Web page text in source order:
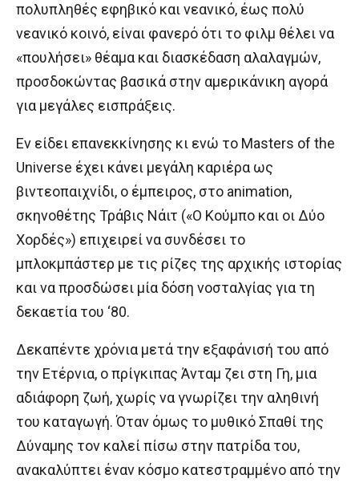
πολυπληθές εφηβικό και νεανικό, έως πολύ
νεανικό κοινό, είναι φανερό ότι το φιλμ θέλει να
«πουλήσει» θέαμα και διασκέδαση αλαλαγμών,
προσδοκώντας βασικά στην αμερικάνικη αγορά
για μεγάλες εισπράξεις.
Εν είδει επανεκκίνησης κι ενώ το Masters of the
Universe έχει κάνει μεγάλη καριέρα ως
βιντεοπαιχνίδι, ο έμπειρος, στο animation,
σκηνοθέτης Τράβις Νάιτ («Ο Κούμπο και οι Δύο
Χορδές») επιχειρεί να συνδέσει το
μπλοκμπάστερ με τις ρίζες της αρχικής ιστορίας
και να προσδώσει μία δόση νοσταλγίας για τη
δεκαετία του ‘80.
Δεκαπέντε χρόνια μετά την εξαφάνισή του από
την Ετέρνια, ο πρίγκιπας Άνταμ ζει στη Γη, μια
αδιάφορη ζωή, χωρίς να γνωρίζει την αληθινή
του καταγωγή. Όταν όμως το μυθικό Σπαθί της
Δύναμης τον καλεί πίσω στην πατρίδα του,
ανακαλύπτει έναν κόσμο κατεστραμμένο από την